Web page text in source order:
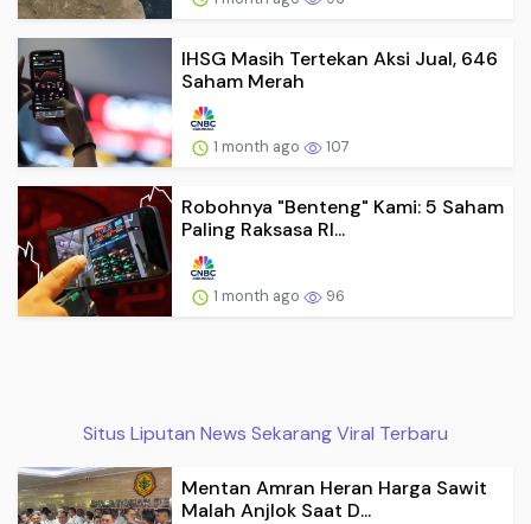
IHSG Masih Tertekan Aksi Jual, 646
Saham Merah
1 month ago 107
Robohnya "Benteng" Kami: 5 Saham
Paling Raksasa RI...
1 month ago 96
Situs Liputan News Sekarang Viral Terbaru
Mentan Amran Heran Harga Sawit
Malah Anjlok Saat D...